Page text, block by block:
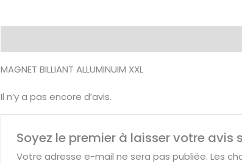
MAGNET BILLIANT ALLUMINUIM XXL
Il n’y a pas encore d’avis.
Soyez le premier à laisser votre avis
Votre adresse e-mail ne sera pas publiée. Les